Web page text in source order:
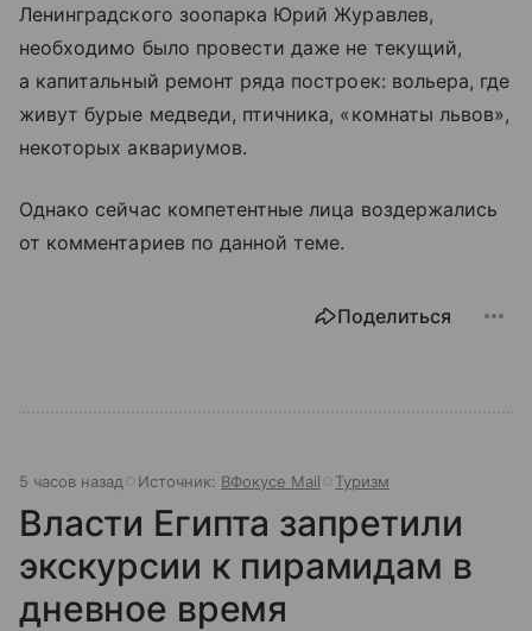
Ленинградского зоопарка Юрий Журавлев,
необходимо было провести даже не текущий,
а капитальный ремонт ряда построек: вольера, где
живут бурые медведи, птичника, «комнаты львов»,
некоторых аквариумов.
Однако сейчас компетентные лица воздержались
от комментариев по данной теме.
Поделиться
5 часов назад Источник: ВФокусе Mail Туризм
Власти Египта запретили
экскурсии к пирамидам в
дневное время